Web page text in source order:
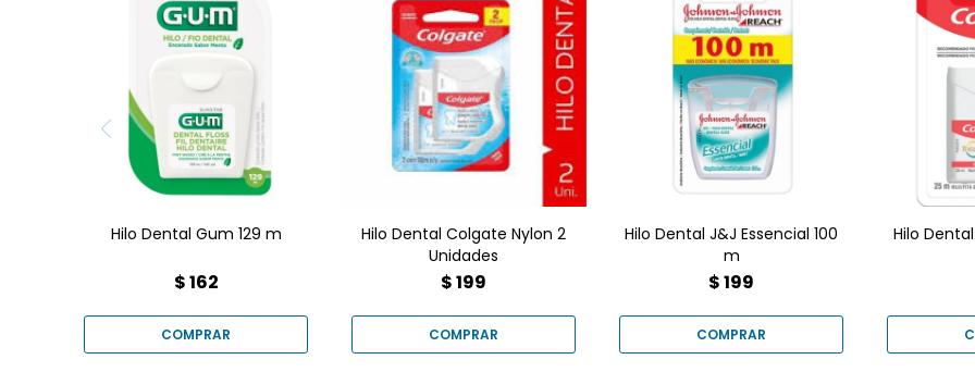
Hilo Dental Gum 129 m
Hilo Dental Gum 129 m
$162
Limpia donde tu cepillo no
llega! Pack 2x1 de Hilo
Dental Colgate Nylon de
50m. Remueve placa,
evita caries y cuida tus
encías. Compralo online
en Farmacia Goes al
mejor precio.
Hilo Dental Colgate Nylon 2
Unidades
$199
¿Buscás máxima frescura
y ahorro? Llevá tu limpieza
al siguiente nivel con el
Hilo Dental J&J Reach
Essencial de 100m.
Compralo online en
Farmacia Goes al mejor
precio con envío rápido.
Hilo Dental J&J Essencial 100
m
$199
Hilo
25m en
único
Hilo